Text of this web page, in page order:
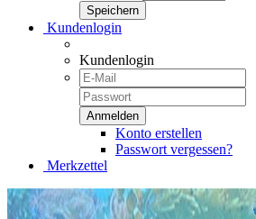
Kundenlogin
Kundenlogin
Konto erstellen
Passwort vergessen?
Merkzettel